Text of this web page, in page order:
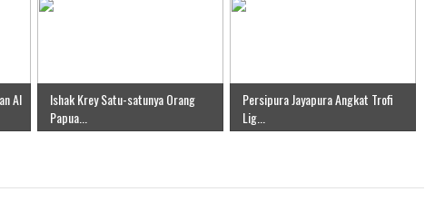
Al
Ishak Krey Satu-satunya Orang
Papua...
Persipura Jayapura Angkat Trofi
Lig...